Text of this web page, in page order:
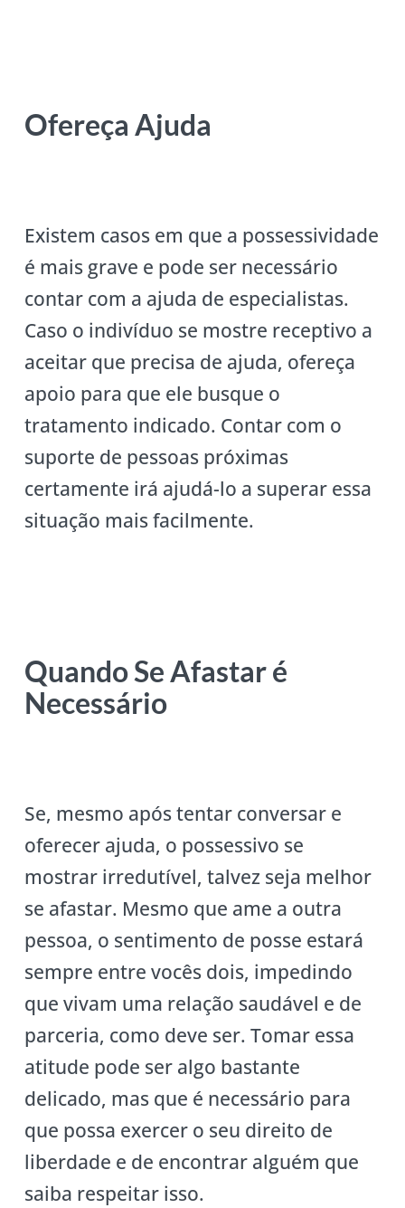
Ofereça Ajuda
Existem casos em que a possessividade
é mais grave e pode ser necessário
contar com a ajuda de especialistas.
Caso o indivíduo se mostre receptivo a
aceitar que precisa de ajuda, ofereça
apoio para que ele busque o
tratamento indicado. Contar com o
suporte de pessoas próximas
certamente irá ajudá-lo a superar essa
situação mais facilmente.
Quando Se Afastar é
Necessário
Se, mesmo após tentar conversar e
oferecer ajuda, o possessivo se
mostrar irredutível, talvez seja melhor
se afastar. Mesmo que ame a outra
pessoa, o sentimento de posse estará
sempre entre vocês dois, impedindo
que vivam uma relação saudável e de
parceria, como deve ser. Tomar essa
atitude pode ser algo bastante
delicado, mas que é necessário para
que possa exercer o seu direito de
liberdade e de encontrar alguém que
saiba respeitar isso.